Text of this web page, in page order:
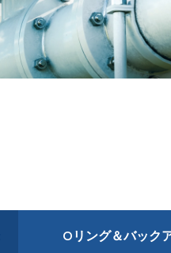
Oリング＆バック